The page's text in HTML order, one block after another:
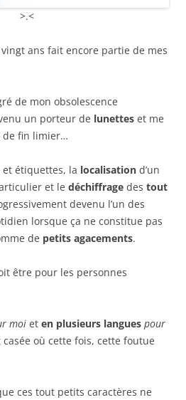
>.<
ans fait encore partie de mes
de mon obsolescence
un porteur de lunettes et me
de fin limier…
étiquettes, la localisation d’un
et le déchiffrage des tout
devenu l’un des
lorsque ça ne constitue pas
de petits agacements.
être pour les personnes
moi et en plusieurs langues pour
casée où cette fois, cette foutue
ces tout petits caractères ne